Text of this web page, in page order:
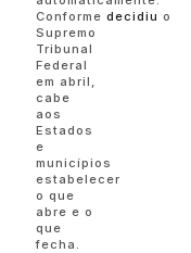
Conformedecidiu o
Supremo
Tribunal
Federal
em abril,
cabe
aos
Estados
e
municípios
estabelecer
o que
abre e o
que
fecha.